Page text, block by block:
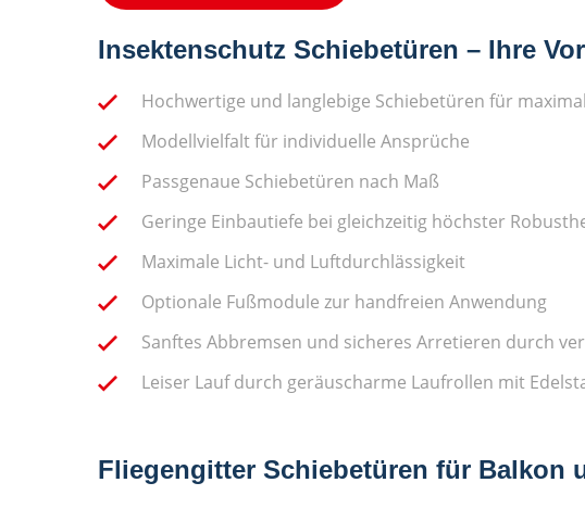
Insektenschutz Schiebetüren – Ihre
Hochwertige und langlebige Schiebetüren für
Modellvielfalt für individuelle Ansprüche
Passgenaue Schiebetüren nach Maß
Geringe Einbautiefe bei gleichzeitig höchster
Maximale Licht- und Luftdurchlässigkeit
Optionale Fußmodule zur handfreien Anwendung
Sanftes Abbremsen und sicheres Arretieren durch
Leiser Lauf durch geräuscharme Laufrollen mit
Fliegengitter Schiebetüren für Balkon